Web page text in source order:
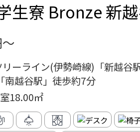
生寮 Bronze 新
ーライン(伊勢崎線)「新越谷
南越谷駅」徒歩約7分
18.00㎡